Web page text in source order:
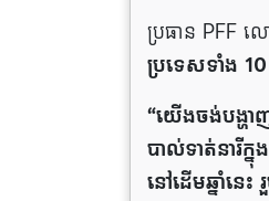
ប្រធាន PFF
ប្រទេសទាំង
“យើងចង់បង្ហា
បាល់ទាត់នារី
នៅដើមឆ្នាំនេ